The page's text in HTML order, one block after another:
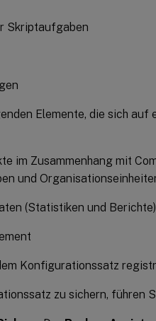
Skriptaufgaben
Elemente, die sich
im Zusammenhang mit
und
(Statistiken und Berichte)
Konfigurationssatz
zu sichern, führen